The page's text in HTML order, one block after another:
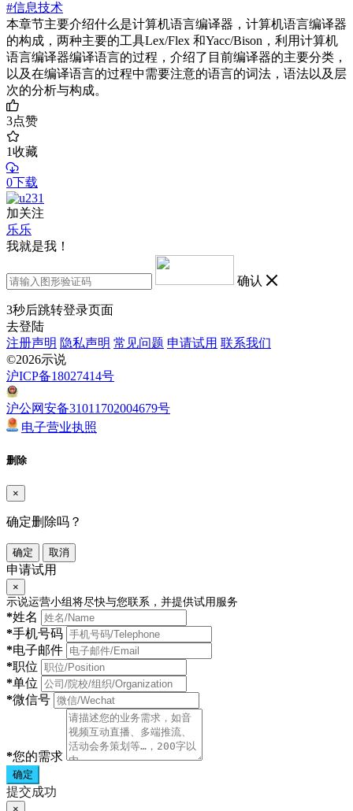
#信息技术
本章节主要介绍什么是计算机语言编译器，计算机语言编译器
的构成，两种主要的工具Lex/Flex 和Yacc/Bison，利用计算机
语言编译器编译语言的过程，介绍了目前编译器的主要分类，
以及在编译语言的过程中需要注意的语言的词法，语法以及层
次的分析与构成。
3点赞
1收藏
0下载
加关注
乐乐
我就是我！
确认
3秒后跳转登录页面
去登陆
注册声明 隐私声明 常见问题 申请试用 联系我们
©2026示说
沪ICP备18027414号
沪公网安备31011702004679号
电子营业执照
删除
×
确定删除吗？
确定 取消
申请试用
×
示说运营小组将尽快与您联系，并提供试用服务
*姓名
*手机号码
*电子邮件
*职位
*单位
*微信号
*您的需求
确定
提交成功